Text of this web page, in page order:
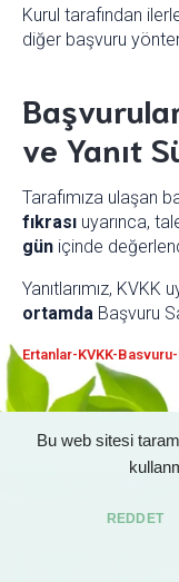
Bu web sitesi
REDDET
Kurul tarafından
diğer başvuru
ve Yanıt
Tarafımıza ulaşan
fıkrası uyarınca,
gün içinde
Yanıtlarımız, KVKK
ortamda Başvuru
Ertanlar-KVKK-